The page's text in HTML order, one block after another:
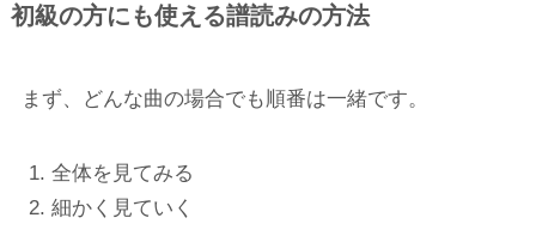
初級の方にも使える譜読みの方法
まず、どんな曲の場合でも順番は一緒です。
全体を見てみる
細かく見ていく